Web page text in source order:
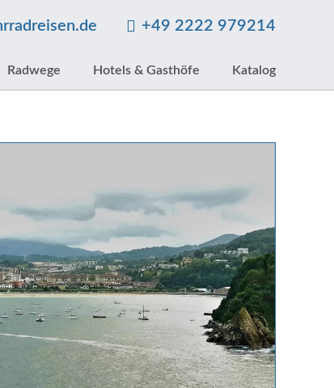
+49 2222 979214
Radwege Hotels & Gasthöfe Katalog